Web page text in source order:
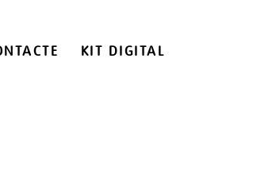
KIT DIGITAL